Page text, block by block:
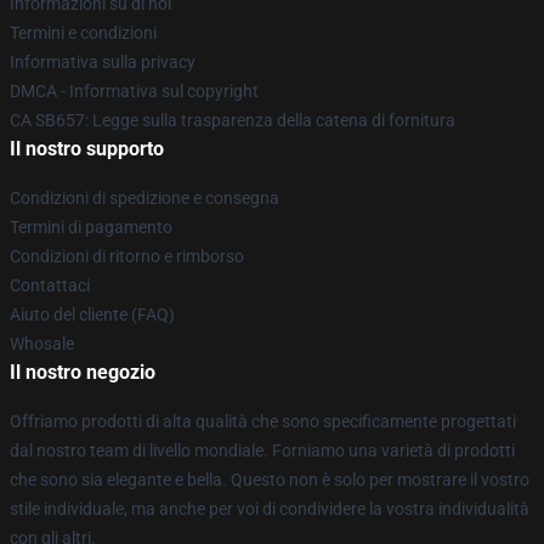
Termini e condizioni
Informativa sulla privacy
DMCA - Informativa sul copyright
CA SB657: Legge sulla trasparenza della catena di fornitura
Il nostro supporto
Condizioni di spedizione e consegna
Termini di pagamento
Condizioni di ritorno e rimborso
Contattaci
Aiuto del cliente (FAQ)
Whosale
Il nostro negozio
Offriamo prodotti di alta qualità che sono specificamente progettati
dal nostro team di livello mondiale. Forniamo una varietà di prodotti
che sono sia elegante e bella. Questo non è solo per mostrare il vostro
stile individuale, ma anche per voi di condividere la vostra individualità
con gli altri.